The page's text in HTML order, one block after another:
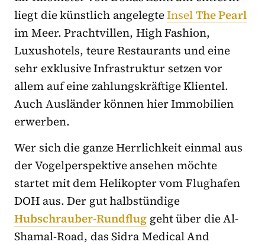
liegt die künstlich angelegteInselThe Pearl
im Meer. Prachtvillen, High Fashion,
Luxushotels, teure Restaurants und eine
sehr exklusive Infrastruktur setzen vor
allem auf eine zahlungskräftige Klientel.
Auch Ausländer können hier Immobilien
erwerben.
Wer sich die ganze Herrlichkeit einmal aus
der Vogelperspektive ansehen möchte
startet mit dem Helikopter vom Flughafen
DOH aus. Der gut halbstündige
Hubschrauber-Rundflug geht über die Al-
Shamal-Road, das Sidra Medical And